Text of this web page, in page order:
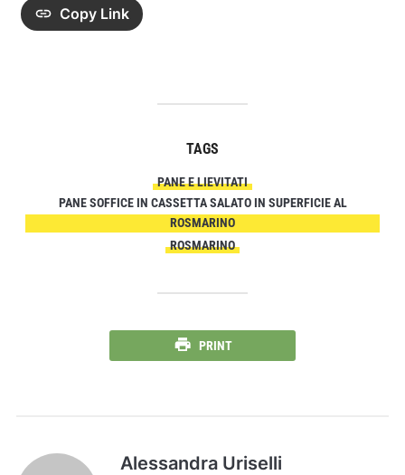
Copy Link
TAGS
PANE E LIEVITATI
PANE SOFFICE IN CASSETTA SALATO IN SUPERFICIE AL
ROSMARINO
ROSMARINO
PRINT
Alessandra Uriselli